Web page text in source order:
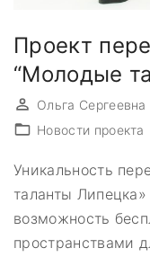
Проект
“Молодые
Ольга
Новости проекта
Уникальность
таланты
возможность
пространствами